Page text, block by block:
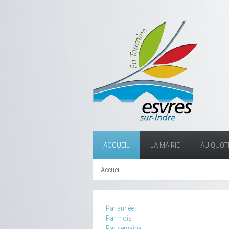
ACCUEIL LA MAIRIE AU
Accueil
Par année
Par mois